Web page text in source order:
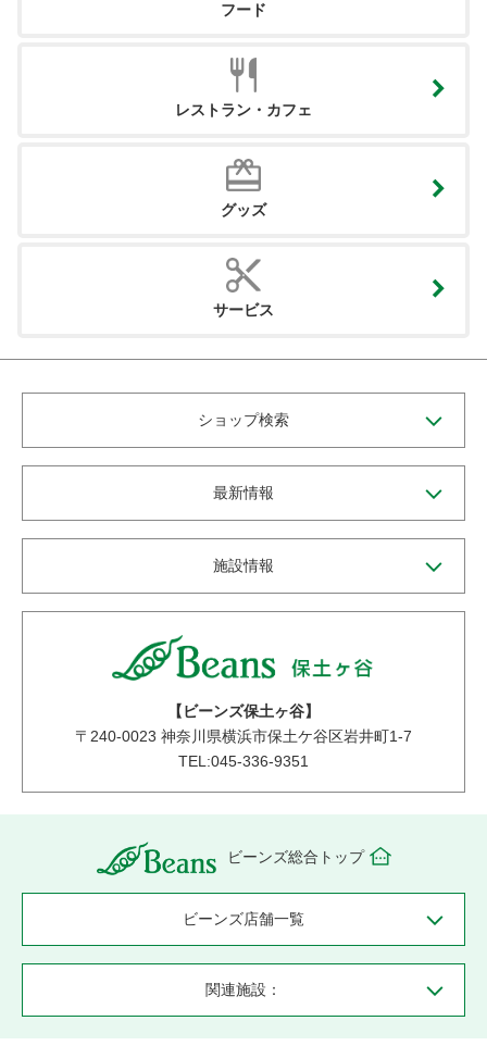
フード
レストラン・カフェ
グッズ
サービス
ショップ検索
最新情報
施設情報
【ビーンズ保土ヶ谷】
〒 240-0023 神奈川県横浜市保土ケ谷区岩井町1-7
TEL:045-336-9351
ビーンズ総合トップ
ビーンズ店舗一覧
関連施設：